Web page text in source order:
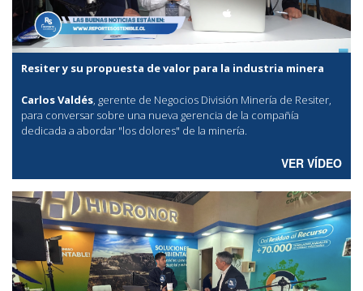
Resiter y su propuesta de valor para la industria minera
Carlos Valdés, gerente de Negocios División Minería de Resiter,
para conversar sobre una nueva gerencia de la compañía
dedicada a abordar "los dolores" de la minería.
VER VÍDEO